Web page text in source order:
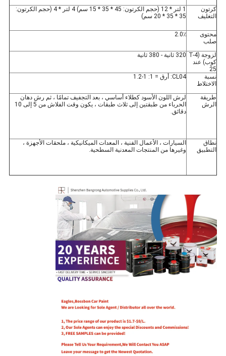
كرتون
التغليف
1 لتر * 12 (حجم الكرتون: 45 * 35 * 15 سم) 4 لتر * 4 (حجم الكرتون:
35 * 35 * 20 سم)
محتوى
صلب
2.0٪
لزوجة (T-4
كوب) عند
25
320 ثانية - 380 ثانية
نسبة
الاختلاط
CL04: أرق = 1: 1-1.2
طريقة
الرش
لرش اللون الأسود كطلاء أساسي ، بعد التجفيف تمامًا ، ثم رش دهان
الحرباء من طبقتين إلى ثلاث طبقات ، يكون وقت الفلاش من 5 إلى 10
دقائق.
نطاق
التطبيق
السيارات ، الأعمال الفنية ، المعدات الميكانيكية ، ملحقات الأجهزة ،
وغيرها من المنتجات المعدنية السطحية.